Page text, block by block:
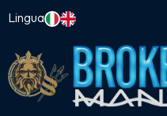
Lingua